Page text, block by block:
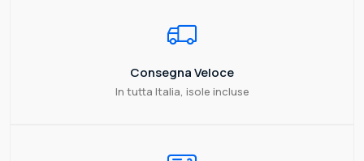
Consegna Veloce
In tutta Italia, isole incluse